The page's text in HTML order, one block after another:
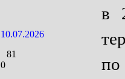
10.07.2026
81
0
в